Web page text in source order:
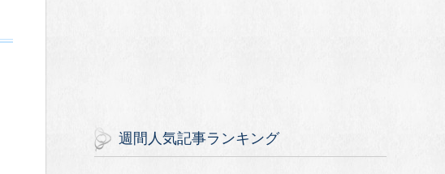
週間人気記事ランキング